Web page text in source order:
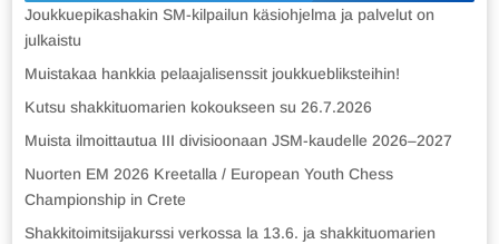
Joukkuepikashakin SM-kilpailun käsiohjelma ja palvelut on
julkaistu
Muistakaa hankkia pelaajalisenssit joukkuebliksteihin!
Kutsu shakkituomarien kokoukseen su 26.7.2026
Muista ilmoittautua III divisioonaan JSM-kaudelle 2026–2027
Nuorten EM 2026 Kreetalla / European Youth Chess
Championship in Crete
Shakkitoimitsijakurssi verkossa la 13.6. ja shakkituomarien